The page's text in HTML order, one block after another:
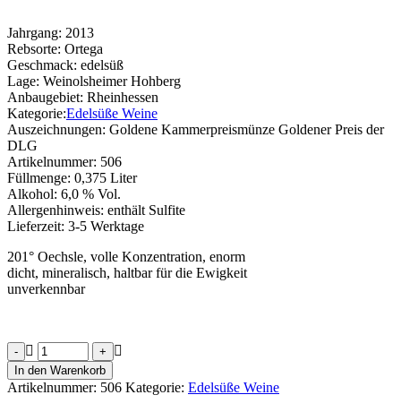
Jahrgang: 2013
Rebsorte: Ortega
Geschmack: edelsüß
Lage: Weinolsheimer Hohberg
Anbaugebiet: Rheinhessen
Kategorie:Edelsüße Weine
Auszeichnungen: Goldene Kammerpreismünze Goldener Preis der
DLG
Artikelnummer: 506
Füllmenge: 0,375 Liter
Alkohol: 6,0 % Vol.
Allergenhinweis: enthält Sulfite
Lieferzeit: 3-5 Werktage
201° Oechsle, volle Konzentration, enorm
dicht, mineralisch, haltbar für die Ewigkeit
unverkennbar
Weinolsheimer
Hohberg
Ortega
Trockenbeerenauslese
In den Warenkorb
Artikelnummer: 506 Kategorie: Edelsüße Weine